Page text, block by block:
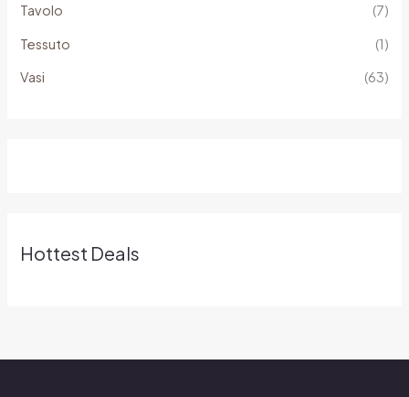
Tavolo (7)
Tessuto (1)
Vasi (63)
Hottest Deals